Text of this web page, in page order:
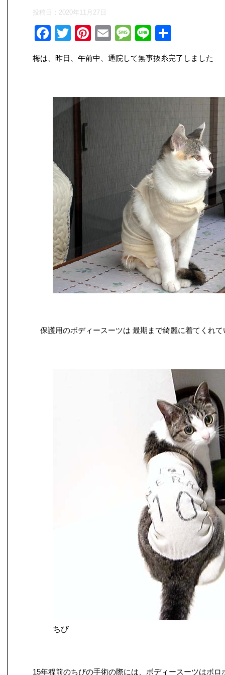
投稿日： 2020年11月27日
F
c
b
o
T
tt
Pi
nt
er
st
E
m
ail
M
ss
g
e
Li
e
有
梅は、昨日、午前中、通院して無事抜糸完了しました
保護用のボディースーツは 最期まで綺麗に着てくれて
ちび
15年程前のちびの手術の際には、ボディースーツはボロ